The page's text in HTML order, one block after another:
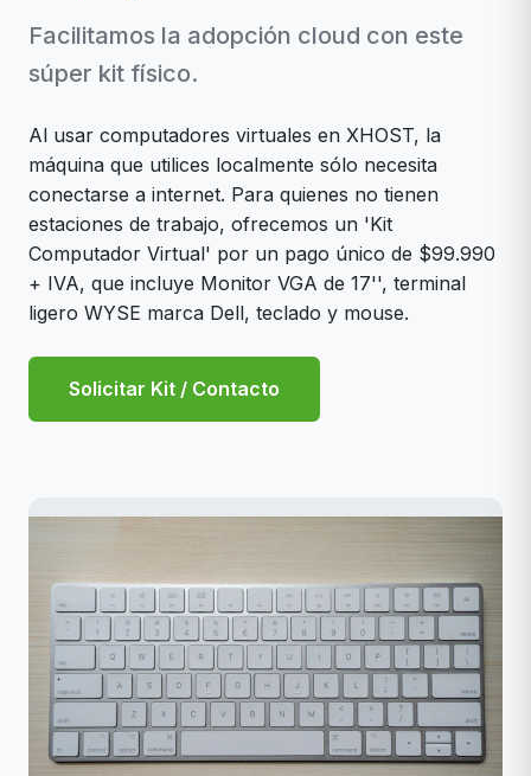
Facilitamos la adopción cloud con este
súper kit físico.
Al usar computadores virtuales en XHOST, la
máquina que utilices localmente sólo necesita
conectarse a internet. Para quienes no tienen
estaciones de trabajo, ofrecemos un 'Kit
Computador Virtual' por un pago único de $99.990
+ IVA, que incluye Monitor VGA de 17'', terminal
ligero WYSE marca Dell, teclado y mouse.
Solicitar Kit / Contacto